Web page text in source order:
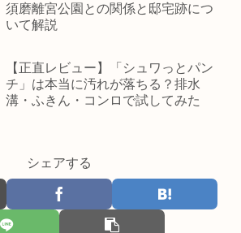
須磨離宮公園との関係と邸宅跡につ
いて解説
【正直レビュー】「シュワっとパン
チ」は本当に汚れが落ちる？排水
溝・ふきん・コンロで試してみた
シェアする